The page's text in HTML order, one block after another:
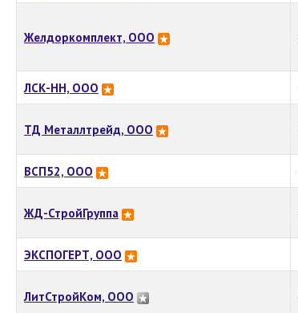
Желдоркомплект, ООО
ЛСК-НН, ООО
ТД Металлтрейд, ООО
ВСП52, ООО
ЖД-СтройГруппа
ЭКСПОГЕРТ, ООО
ЛитСтройКом, ООО